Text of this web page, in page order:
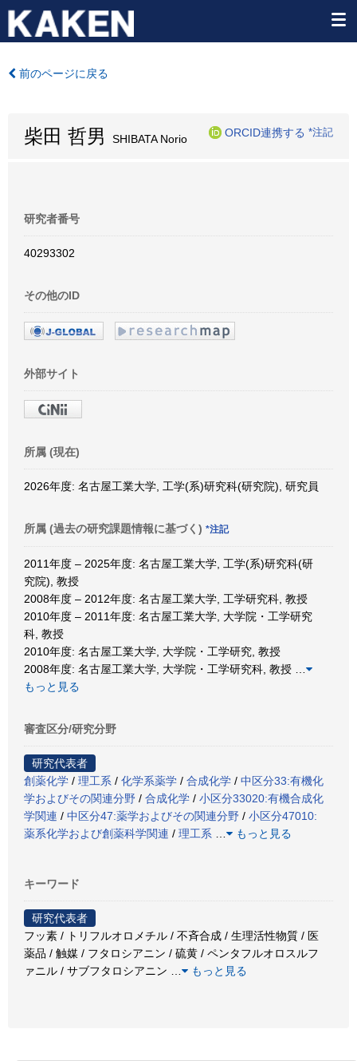
前のページに戻る
柴田 哲男 SHIBATA Norio
ORCID連携する *注記
研究者番号
40293302
その他のID
外部サイト
所属 (現在)
2026年度: 名古屋工業大学, 工学(系)研究科(研究院), 研究員
所属 (過去の研究課題情報に基づく) *注記
2011年度 – 2025年度: 名古屋工業大学, 工学(系)研究科(研
究院), 教授
2008年度 – 2012年度: 名古屋工業大学, 工学研究科, 教授
2010年度 – 2011年度: 名古屋工業大学, 大学院・工学研究
科, 教授
2010年度: 名古屋工業大学, 大学院・工学研究, 教授
2008年度: 名古屋工業大学, 大学院・工学研究科, 教授
もっと見る
審査区分/研究分野
研究代表者
創薬化学 / 理工系 / 化学系薬学 / 合成化学 / 中区分33:有機化
学およびその関連分野 / 合成化学 / 小区分33020:有機合成化
学関連 / 中区分47:薬学およびその関連分野 / 小区分47010:
薬系化学および創薬科学関連 / 理工系 もっと見る
キーワード
研究代表者
フッ素 / トリフルオロメチル / 不斉合成 / 生理活性物質 / 医
薬品 / 触媒 / フタロシアニン / 硫黄 / ペンタフルオロスルフ
ァニル / サブフタロシアニン
もっと見る